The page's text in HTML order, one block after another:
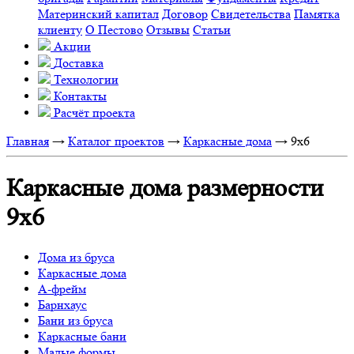
Материнский капитал Договор Свидетельства Памятка
клиенту О Пестово Отзывы Статьи
Акции
Доставка
Технологии
Контакты
Расчёт проекта
Главная → Каталог проектов → Каркасные дома → 9x6
Каркасные дома размерности
9х6
Дома из бруса
Каркасные дома
А-фрейм
Барнхаус
Бани из бруса
Каркасные бани